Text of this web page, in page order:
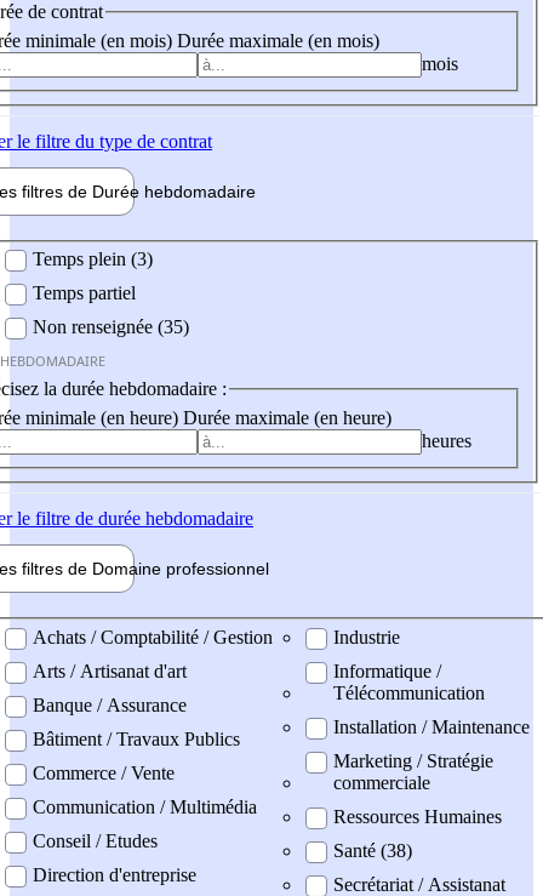
de contrat
minimale (en mois) Durée maximale (en mois)
mois
le filtre du type de contrat
filtres de Durée hebdomadaire
Temps plein (3)
Temps partiel
Non renseignée (35)
la durée hebdomadaire :
minimale (en heure) Durée maximale (en heure)
heures
le filtre de durée hebdomadaire
filtres de Domaine professionnel
professionel
Achats / Comptabilité / Gestion
Arts / Artisanat d'art
Banque / Assurance
Bâtiment / Travaux Publics
Commerce / Vente
Communication / Multimédia
Conseil / Etudes
Direction d'entreprise
Industrie
Informatique /
Télécommunication
Installation / Maintenance
Marketing / Stratégie
commerciale
Ressources Humaines
Santé (38)
Secrétariat / Assistanat